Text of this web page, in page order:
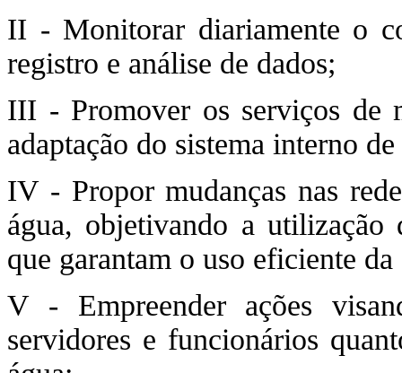
II - Monitorar diariamente o
registro e análise de dados;
III - Promover os serviços de
adaptação do sistema interno
IV - Propor mudanças nas
água, objetivando a utilização
que garantam o uso eficiente da
V - Empreender ações
servidores e funcionários